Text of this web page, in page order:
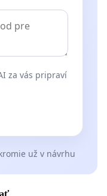
za vás pripraví
už v návrhu